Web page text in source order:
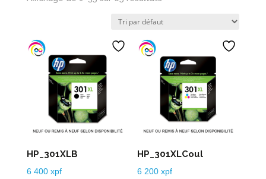
HP_301XLB
6 400 xpf
HP_301XLCoul
6 200xpf